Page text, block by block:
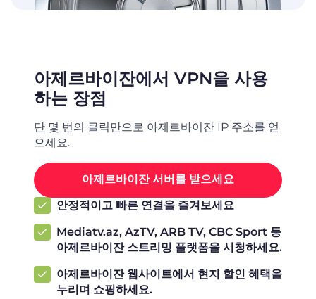
아제르바이잔에서 VPN을 사용
하는 장점
단 몇 번의 클릭만으로 아제르바이잔 IP 주소를 얻
으세요.
아제르바이잔 서버를 받으세요
안정적이고 빠른 연결을 즐겨보세요
Mediatv.az, AzTV, ARB TV, CBC Sport 등
아제르바이잔 스트리밍 플랫폼을 시청하세요.
아제르바이잔 웹사이트에서 현지 할인 혜택을
누리며 쇼핑하세요.